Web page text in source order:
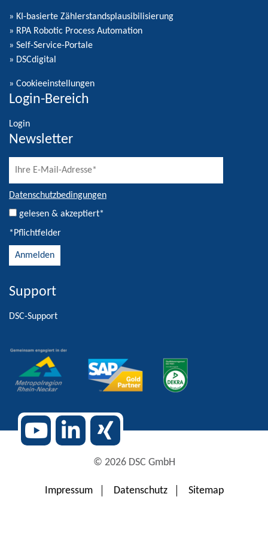
» KI-basierte Zählerstandsplausibilisierung
» RPA Robotic Process Automation
» Self-Service-Portale
» DSCdigital
» Cookieeinstellungen
Login-Bereich
Login
Newsletter
Datenschutzbedingungen
gelesen & akzeptiert*
*Pflichtfelder
Alternative:
Support
DSC-Support
© 2026 DSC GmbH
Impressum Datenschutz Sitemap